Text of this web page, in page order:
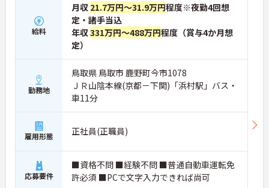
給料
月収 21.7万円～31.9万円程度※夜勤4回想
定・諸手当込
年収331万円～488万円程度（賞与4か月想
定）
勤務地
鳥取県 鳥取市 鹿野町今市1078
ＪＲ山陰本線(京都－下関)「浜村駅」バス・
車11分
雇用形態 正社員(正職員)
応募要件
■資格不問 ■経験不問 ■普通自動車運転免
許必須 ■PCで文字入力できれば尚可